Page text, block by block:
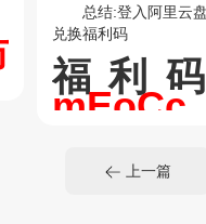
总结:登入阿里云
兑换福利码
福利
mEoCc
上一篇